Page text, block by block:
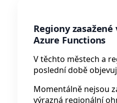
Regiony
Azure Functions
V těchto městech a
poslední době
Momentálně nejsou
výrazná regionální